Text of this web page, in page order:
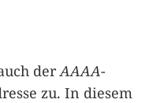
derAAAA-
zu. In diesem